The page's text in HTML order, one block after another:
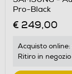
Pro-Black
€ 249,00
Acquisto online:
Ritiro in